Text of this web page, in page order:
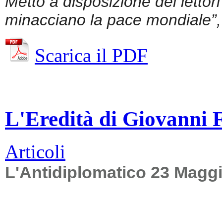
minacciano la pace
Scarica il PDF
L'Eredità di Giovanni
Articoli
L'Antidiplomatico 23